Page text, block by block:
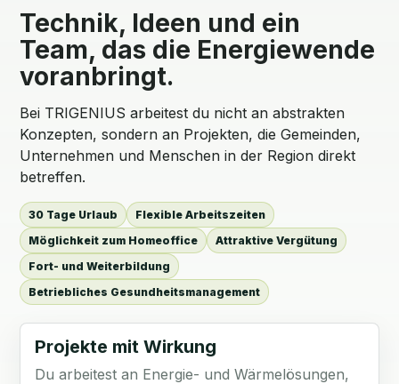
Technik, Ideen und ein
Team, das die Energiewende
voranbringt.
Bei TRIGENIUS arbeitest du nicht an abstrakten
Konzepten, sondern an Projekten, die Gemeinden,
Unternehmen und Menschen in der Region direkt
betreffen.
30 Tage Urlaub
Flexible Arbeitszeiten
Möglichkeit zum Homeoffice
Attraktive Vergütung
Fort- und Weiterbildung
Betriebliches Gesundheitsmanagement
Projekte mit Wirkung
Du arbeitest an Energie- und Wärmelösungen,